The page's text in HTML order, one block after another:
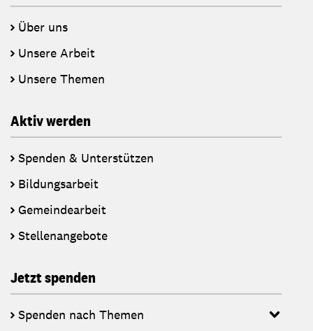
Über uns
Unsere Arbeit
Unsere Themen
Aktiv werden
Spenden & Unterstützen
Bildungsarbeit
Gemeindearbeit
Stellenangebote
Jetzt spenden
Spenden nach Themen